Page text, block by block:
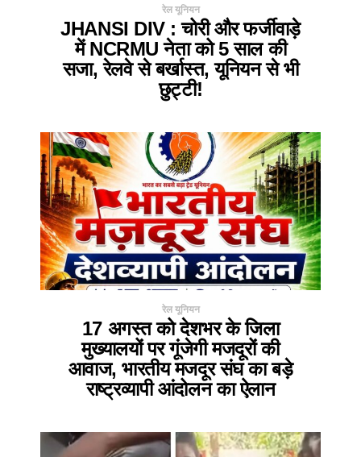
रेल यूनियन
JHANSI DIV : चोरी और फर्जीवाड़े
में NCRMU नेता को 5 साल की
सजा, रेलवे से बर्खास्त, यूनियन से भी
छुट्टी!
रेल यूनियन
17 अगस्त को देशभर के जिला
मुख्यालयों पर गूंजेगी मजदूरों की
आवाज, भारतीय मजदूर संघ का बड़े
राष्ट्रव्यापी आंदोलन का ऐलान